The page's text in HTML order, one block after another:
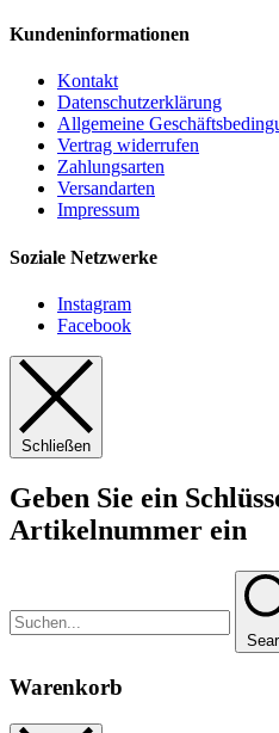
Kundeninformationen
Kontakt
Datenschutzerklärung
Allgemeine
Vertrag widerrufen
Zahlungsarten
Versandarten
Impressum
Soziale Netzwerke
Instagram
Facebook
Schließen
Geben Sie ein
Artikelnummer ein
Warenkorb